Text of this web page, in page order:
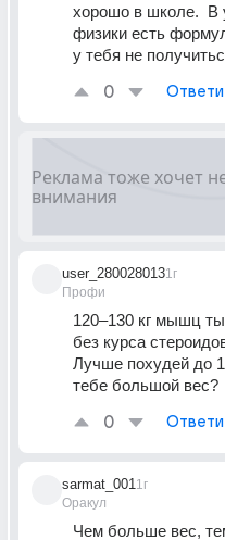
хорошо в школе.  В
физики есть
у тебя не
0
user_280028013
Профи
1г
120–130 кг мышц
без курса
Лучше похудей до
тебе большой вес?
0
sarmat_001
Оракул
1г
Чем больше вес,